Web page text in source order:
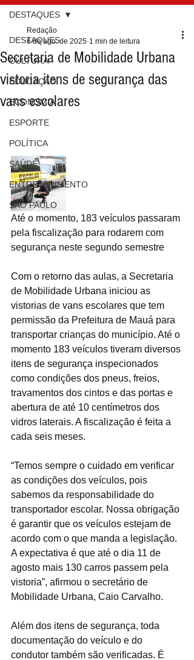
DESTAQUES
CULTURA
EDUCAÇÃO
ECONOMIA
ESPORTE
POLÍTICA
SAÚDE
ENTRETENIMENTO
SÃO PAULO
DESTAQUES
Secretaria de Mobilidade Urbana
vistoria itens de segurança das
vans escolares
Redação
6 de ago. de 2025 1 min de leitura
Até o momento, 183 veículos passaram
pela fiscalização para rodarem com
segurança neste segundo semestre
Com o retorno das aulas, a Secretaria
de Mobilidade Urbana iniciou as
vistorias de vans escolares que tem
permissão da Prefeitura de Mauá para
transportar crianças do município. Até o
momento 183 veículos tiveram diversos
itens de segurança inspecionados
como condições dos pneus, freios,
travamentos dos cintos e das portas e
abertura de até 10 centímetros dos
vidros laterais. A fiscalização é feita a
cada seis meses.
“Temos sempre o cuidado em verificar
as condições dos veículos, pois
sabemos da responsabilidade do
transportador escolar. Nossa obrigação
é garantir que os veículos estejam de
acordo com o que manda a legislação.
A expectativa é que até o dia 11 de
agosto mais 130 carros passem pela
vistoria”, afirmou o secretário de
Mobilidade Urbana, Caio Carvalho.
Além dos itens de segurança, toda
documentação do veículo e do
condutor também são verificadas. É